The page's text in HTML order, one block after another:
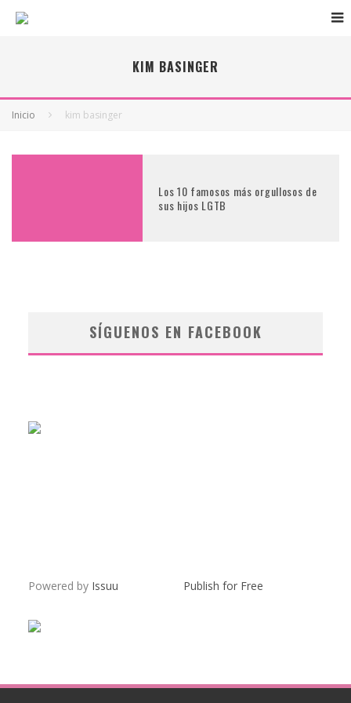
KIM BASINGER
Inicio kim basinger
Los 10 famosos más orgullosos de
sus hijos LGTB
SÍGUENOS EN FACEBOOK
Powered by Issuu Publish for Free